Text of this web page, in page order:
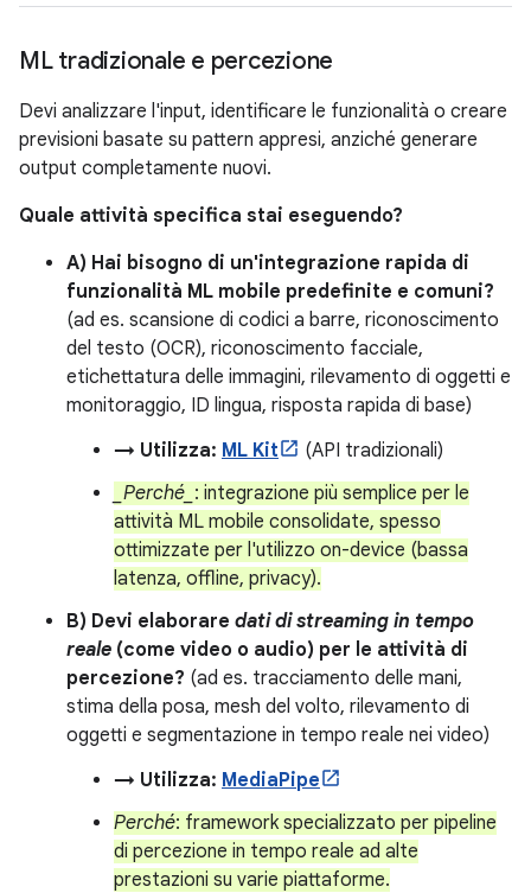
ML tradizionale e percezione
Devi analizzare l'input, identificare le funzionalità o creare
previsioni basate su pattern appresi, anziché generare
output completamente nuovi.
Quale attività specifica stai eseguendo?
A) Hai bisogno di un'integrazione rapida di
funzionalità ML mobile predefinite e comuni?
(ad es. scansione di codici a barre, riconoscimento
del testo (OCR), riconoscimento facciale,
etichettatura delle immagini, rilevamento di oggetti e
monitoraggio, ID lingua, risposta rapida di base)
→ Utilizza: ML Kit
(API tradizionali)
_Perché_ : integrazione più semplice per le
attività ML mobile consolidate, spesso
ottimizzate per l'utilizzo on-device (bassa
latenza, offline, privacy).
B) Devi elaborare dati di streaming in tempo
reale (come video o audio) per le attività di
percezione? (ad es. tracciamento delle mani,
stima della posa, mesh del volto, rilevamento di
oggetti e segmentazione in tempo reale nei video)
→ Utilizza: MediaPipe
Perché: framework specializzato per pipeline
di percezione in tempo reale ad alte
prestazioni su varie piattaforme.